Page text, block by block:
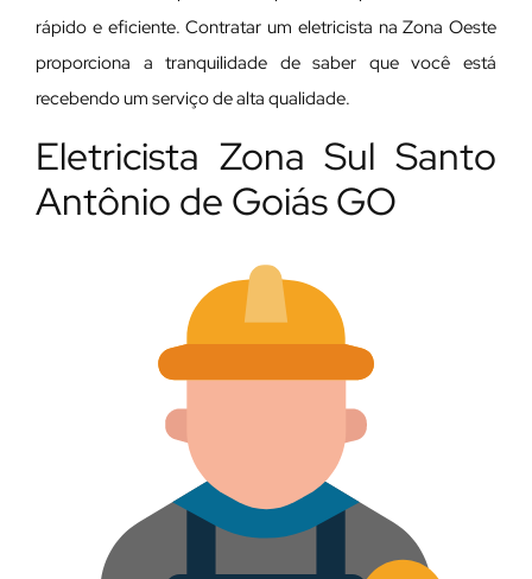
rápido e eficiente. Contratar um eletricista na Zona Oeste
proporciona a tranquilidade de saber que você está
recebendo um serviço de alta qualidade.
Eletricista Zona Sul Santo
Antônio de Goiás GO